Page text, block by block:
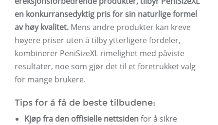
en konkurransedyktig pris for sin naturlige formel
av høy kvalitet. Mens andre produkter kan kreve
høyere priser uten å tilby ytterligere fordeler,
kombinerer PeniSizeXL rimelighet med påviste
resultater, noe som gjør det til et foretrukket valg
for mange brukere.
Tips for å få de beste tilbudene:
Kjøp fra den offisielle nettsidenfor å sikre